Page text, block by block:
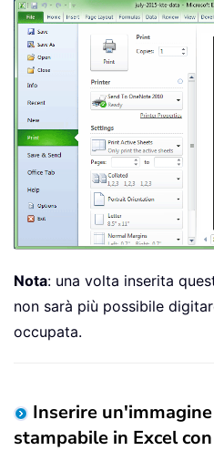
Nota: una volta inserita
non sarà più possibile
occupata.
Inserire
stampabile in Excel